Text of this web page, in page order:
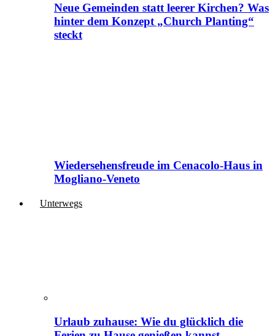
Neue Gemeinden statt leerer Kirchen? Was
hinter dem Konzept „Church Planting“
steckt
Wiedersehensfreude im Cenacolo-Haus in
Mogliano-Veneto
Unterwegs
Urlaub zuhause: Wie du glücklich die